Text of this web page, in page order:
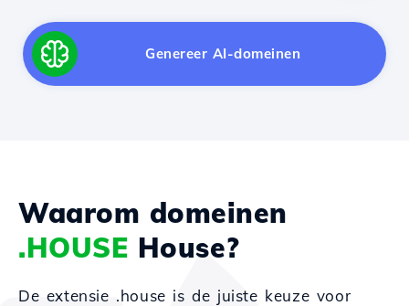
Genereer AI-domeinen
Waarom domeinen
.HOUSE House?
De extensie .house is de juiste keuze voor